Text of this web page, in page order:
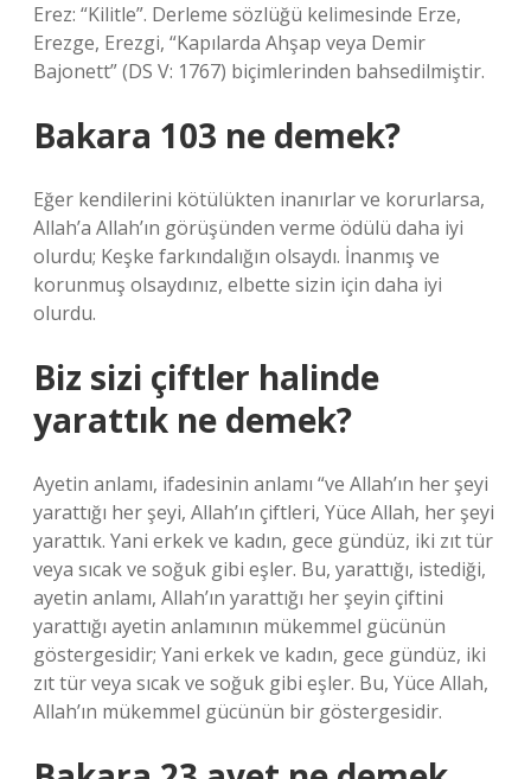
Erez: “Kilitle”. Derleme sözlüğü kelimesinde Erze,
Erezge, Erezgi, “Kapılarda Ahşap veya Demir
Bajonett” (DS V: 1767) biçimlerinden bahsedilmiştir.
Bakara 103 ne demek?
Eğer kendilerini kötülükten inanırlar ve korurlarsa,
Allah’a Allah’ın görüşünden verme ödülü daha iyi
olurdu; Keşke farkındalığın olsaydı. İnanmış ve
korunmuş olsaydınız, elbette sizin için daha iyi
olurdu.
Biz sizi çiftler halinde
yarattık ne demek?
Ayetin anlamı, ifadesinin anlamı “ve Allah’ın her şeyi
yarattığı her şeyi, Allah’ın çiftleri, Yüce Allah, her şeyi
yarattık. Yani erkek ve kadın, gece gündüz, iki zıt tür
veya sıcak ve soğuk gibi eşler. Bu, yarattığı, istediği,
ayetin anlamı, Allah’ın yarattığı her şeyin çiftini
yarattığı ayetin anlamının mükemmel gücünün
göstergesidir; Yani erkek ve kadın, gece gündüz, iki
zıt tür veya sıcak ve soğuk gibi eşler. Bu, Yüce Allah,
Allah’ın mükemmel gücünün bir göstergesidir.